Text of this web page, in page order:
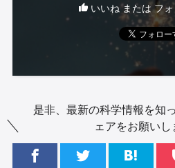
いいね または フォ
是非、最新の科学情報を知
ェアをお願いし